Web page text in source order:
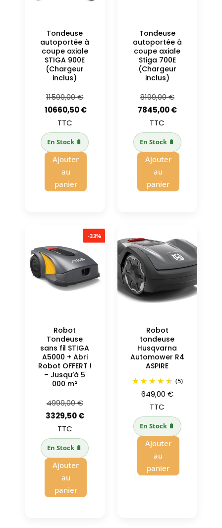
Tondeuse
autoportée à
coupe axiale
STIGA 900E
(Chargeur
inclus)
11599,00€Le
prix
était :
11599,00 €.
10660,50€
Le
prix
est :
10660,50 €.
TTC
En Stock 🔋
Ajouter
au
panier
Tondeuse
autoportée à
coupe axiale
Stiga 700E
(Chargeur
inclus)
8199,00€Le
prix
était :
8199,00 €.
7845,00€Le
actuel
est :
TTC
En Stock 🔋
Ajouter
au
panier
-33%
Robot
Tondeuse
sans fil STIGA
A5000 + Abri
Robot OFFERT !
– Jusqu’à 5
000 m²
4999,00€Le
prix
était :
4999,00 €.
3329,50€Le
actuel
est :
TTC
En Stock 🔋
Ajouter
au
panier
Robot
tondeuse
Husqvarna
Automower R4
ASPIRE
(5)
649,00 €
TTC
En Stock 🔋
Ajouter
au
panier